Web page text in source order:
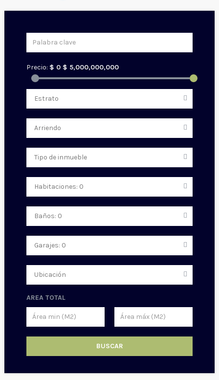
de
entradas
Precio: $ 0 $ 5,000,000,000
AREA TOTAL
BUSCAR